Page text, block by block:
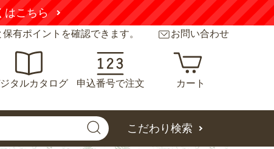
はこちら
有ポイントを確認できます。 お問い合わせ
タルカタログ 申込番号で注文 カート
こだわり検索